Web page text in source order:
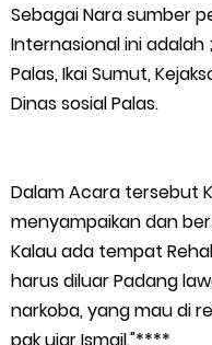
Layangkan Surat
Meranti 2026, 30 Putra-
Pulihkan Konektivitas
Penanganan
Bupati Asmar Lepas 77
Sebagai Nara sumber
Internasional ini adalah
Palas, Ikai Sumut,
Dinas sosial Palas.
Dalam Acara tersebut
menyampaikan dan
Kalau ada tempat
harus diluar Padang
narkoba, yang mau di
pak ujar Ismail."****